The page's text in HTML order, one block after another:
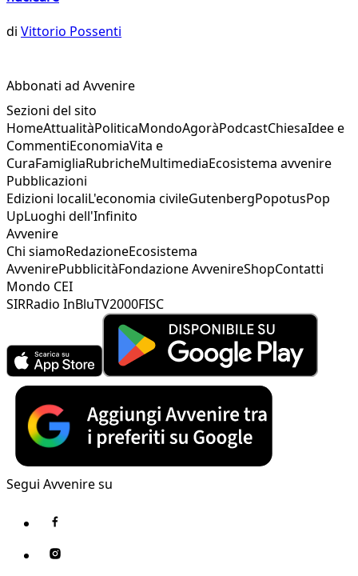
di Vittorio Possenti
Abbonati ad Avvenire
Sezioni del sito
HomeAttualitàPoliticaMondoAgoràPodcastChiesaIdee e
CommentiEconomiaVita e
CuraFamigliaRubricheMultimediaEcosistema avvenire
Pubblicazioni
Edizioni localiL'economia civileGutenbergPopotusPop
UpLuoghi dell'Infinito
Avvenire
Chi siamoRedazioneEcosistema
AvvenirePubblicitàFondazione AvvenireShopContatti
Mondo CEI
SIRRadio InBluTV2000FISC
Segui Avvenire su